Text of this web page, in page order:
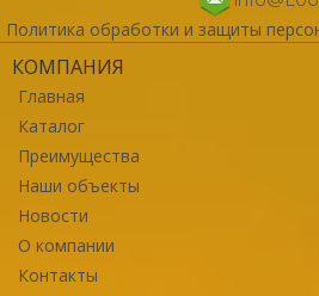
Политика обработки и защиты
КОМПАНИЯ
Главная
Каталог
Преимущества
Наши объекты
Новости
О компании
Контакты